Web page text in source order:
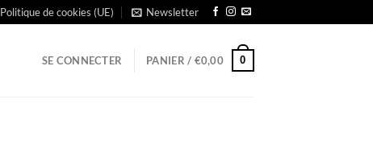
Politique de cookies (UE) Newsletter
SE CONNECTER PANIER / €0,00 0